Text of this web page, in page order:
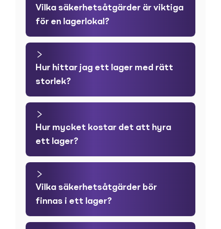
Vilka säkerhetsåtgärder är viktiga
för en lagerlokal?
Hur hittar jag ett lager med rätt
storlek?
Hur mycket kostar det att hyra
ett lager?
Vilka säkerhetsåtgärder bör
finnas i ett lager?